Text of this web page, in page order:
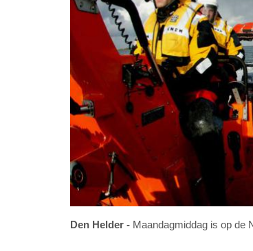
Den Helder Maandagmiddag is op de